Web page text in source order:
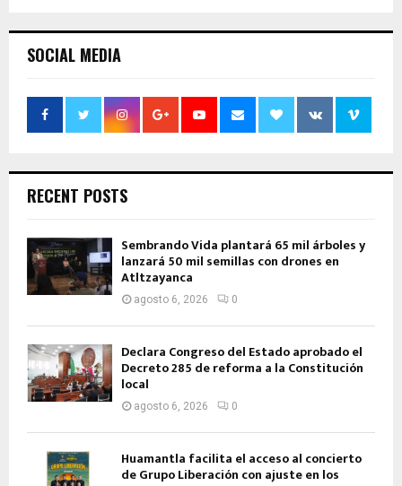
SOCIAL MEDIA
RECENT POSTS
Sembrando Vida plantará 65 mil árboles y
lanzará 50 mil semillas con drones en
Atltzayanca
agosto 6, 2026 0
Declara Congreso del Estado aprobado el
Decreto 285 de reforma a la Constitución
local
agosto 6, 2026 0
Huamantla facilita el acceso al concierto
de Grupo Liberación con ajuste en los